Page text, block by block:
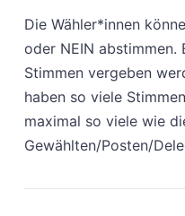
Die Wähler*innen
oder NEIN abstimmen.
Stimmen vergeben
haben so viele
maximal so viele wie
Gewählten/Posten/